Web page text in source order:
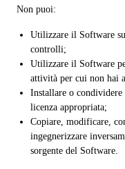
Non puoi:
Utilizzare il Software
controlli;
Utilizzare il Software
attività per cui non hai
Installare o
licenza appropriata;
Copiare, modificare,
ingegnerizzare
sorgente del Software.